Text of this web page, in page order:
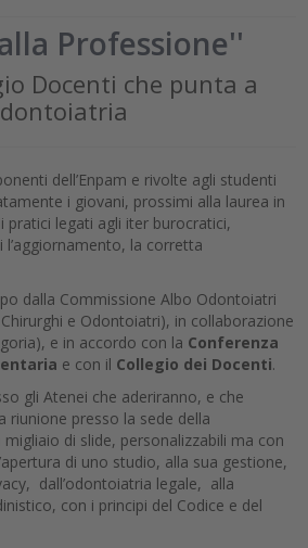
Professione''
Docenti che punta a
dell’Enpam e rivolte agli studenti
i giovani, prossimi alla laurea in
pratici legati agli iter burocratici,
la corretta
dalla Commissione Albo Odontoiatri
e Odontoiatri), in collaborazione
e in accordo con la Conferenza
e con il Collegio dei Docenti.
gli Atenei che aderiranno, e che
presso la sede della
di slide, personalizzabili ma con
di uno studio, alla sua gestione,
dall’odontoiatria legale, alla
con i principi del Codice e del